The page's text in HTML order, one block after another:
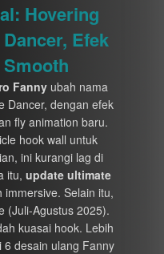
Hovering
Efek
Fannyubah nama
Dancer, dengan efek
fly animation baru.
hook wall untuk
ini kurangi lag di
itu, update ultimate
Selain itu,
(Juli-Agustus 2025).
kuasai hook. Lebih
6 desain ulang Fanny